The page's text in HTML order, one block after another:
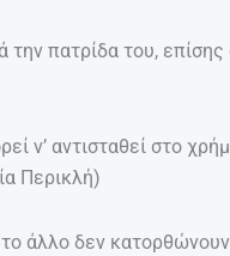
την πατρίδα του,
ν’ αντισταθεί στο
Περικλή)
άλλο δεν